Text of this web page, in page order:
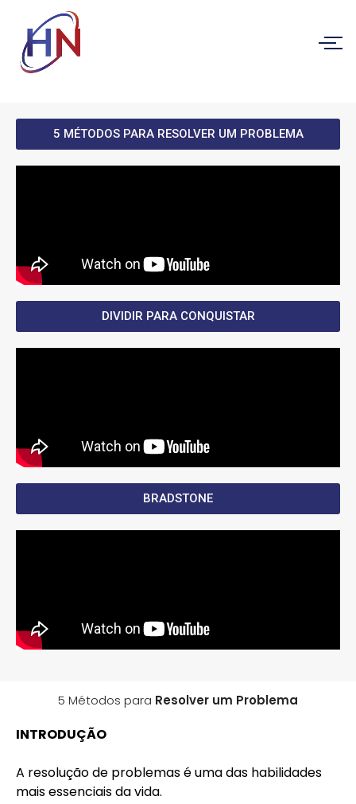
5 MÉTODOS PARA RESOLVER UM PROBLEMA
DIVIDIR PARA CONQUISTAR
BRADSTONE
5 Métodos para Resolver um Problema
INTRODUÇÃO
A resolução de problemas é uma das habilidades
mais essenciais da vida.